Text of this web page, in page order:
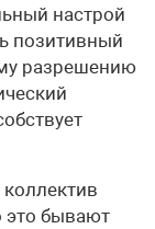
настрой
позитивный
разрешению
это бывают